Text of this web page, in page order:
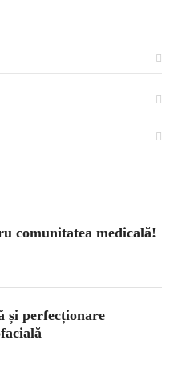
comunitatea medicală!
și perfecționare